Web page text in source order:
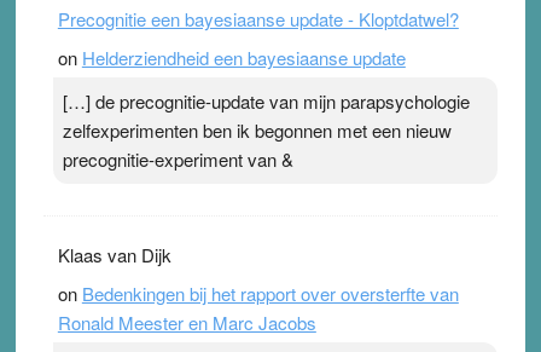
Precognitie een bayesiaanse update - Kloptdatwel?
on Helderziendheid een bayesiaanse update
[…] de precognitie-update van mijn parapsychologie
zelfexperimenten ben ik begonnen met een nieuw
precognitie-experiment van &
Klaas van Dijk
on Bedenkingen bij het rapport over oversterfte van
Ronald Meester en Marc Jacobs